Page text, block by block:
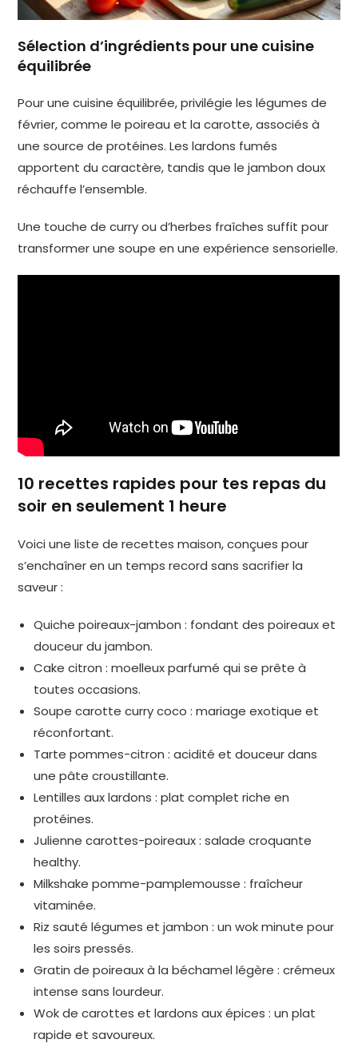
Sélection d’ingrédients pour une cuisine
équilibrée
Pour une cuisine équilibrée, privilégie les légumes de
février, comme le poireau et la carotte, associés à
une source de protéines. Les lardons fumés
apportent du caractère, tandis que le jambon doux
réchauffe l’ensemble.
Une touche de curry ou d’herbes fraîches suffit pour
transformer une soupe en une expérience sensorielle.
10 recettes rapides pour tes repas du
soir en seulement 1 heure
Voici une liste de recettes maison, conçues pour
s’enchaîner en un temps record sans sacrifier la
saveur :
Quiche poireaux-jambon : fondant des poireaux et
douceur du jambon.
Cake citron : moelleux parfumé qui se prête à
toutes occasions.
Soupe carotte curry coco : mariage exotique et
réconfortant.
Tarte pommes-citron : acidité et douceur dans
une pâte croustillante.
Lentilles aux lardons : plat complet riche en
protéines.
Julienne carottes-poireaux : salade croquante
healthy.
Milkshake pomme-pamplemousse : fraîcheur
vitaminée.
Riz sauté légumes et jambon : un wok minute pour
les soirs pressés.
Gratin de poireaux à la béchamel légère : crémeux
intense sans lourdeur.
Wok de carottes et lardons aux épices : un plat
rapide et savoureux.